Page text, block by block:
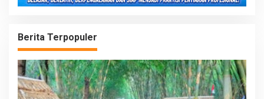
Berita Terpopuler